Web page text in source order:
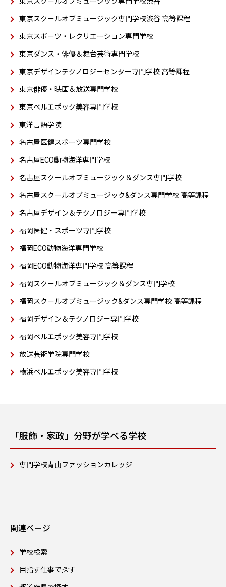
東京スクールオブミュージック専門学校渋谷 高等課程
東京スポーツ・レクリエーション専門学校
東京ダンス・俳優＆舞台芸術専門学校
東京デザインテクノロジーセンター専門学校 高等課程
東京俳優・映画＆放送専門学校
東京ベルエポック美容専門学校
東洋言語学院
名古屋医健スポーツ専門学校
名古屋ECO動物海洋専門学校
名古屋スクールオブミュージック＆ダンス専門学校
名古屋スクールオブミュージック&ダンス専門学校 高等課程
名古屋デザイン＆テクノロジー専門学校
福岡医健・スポーツ専門学校
福岡ECO動物海洋専門学校
福岡ECO動物海洋専門学校 高等課程
福岡スクールオブミュージック＆ダンス専門学校
福岡スクールオブミュージック&ダンス専門学校 高等課程
福岡デザイン＆テクノロジー専門学校
福岡ベルエポック美容専門学校
放送芸術学院専門学校
横浜ベルエポック美容専門学校
「服飾・家政」分野が学べる学校
専門学校青山ファッションカレッジ
関連ページ
学校検索
目指す仕事で探す